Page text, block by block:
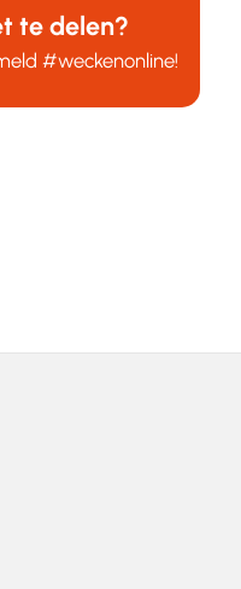
te delen?
#weckenonline!